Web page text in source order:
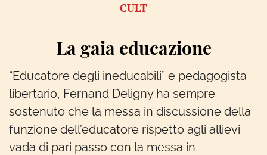
CULT
La gaia educazione
“Educatore degli ineducabili” e pedagogista
libertario, Fernand Deligny ha sempre
sostenuto che la messa in discussione della
funzione dell’educatore rispetto agli allievi
vada di pari passo con la messa in